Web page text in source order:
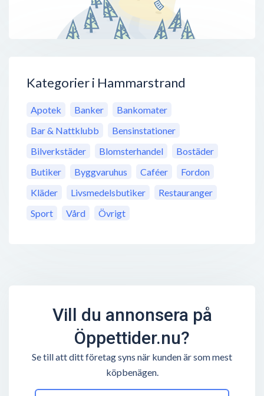
Kategorier i Hammarstrand
Apotek Banker
Bankomater
Bar & Nattklubb
Bensinstationer
Bilverkstäder
Blomsterhandel
Bostäder
Butiker
Byggvaruhus Caféer
Fordon
Kläder
Livsmedelsbutiker
Restauranger
Sport
Vård Övrigt
Vill du annonsera på
Öppettider.nu?
Se till att ditt företag syns när kunden är som mest
köpbenägen.